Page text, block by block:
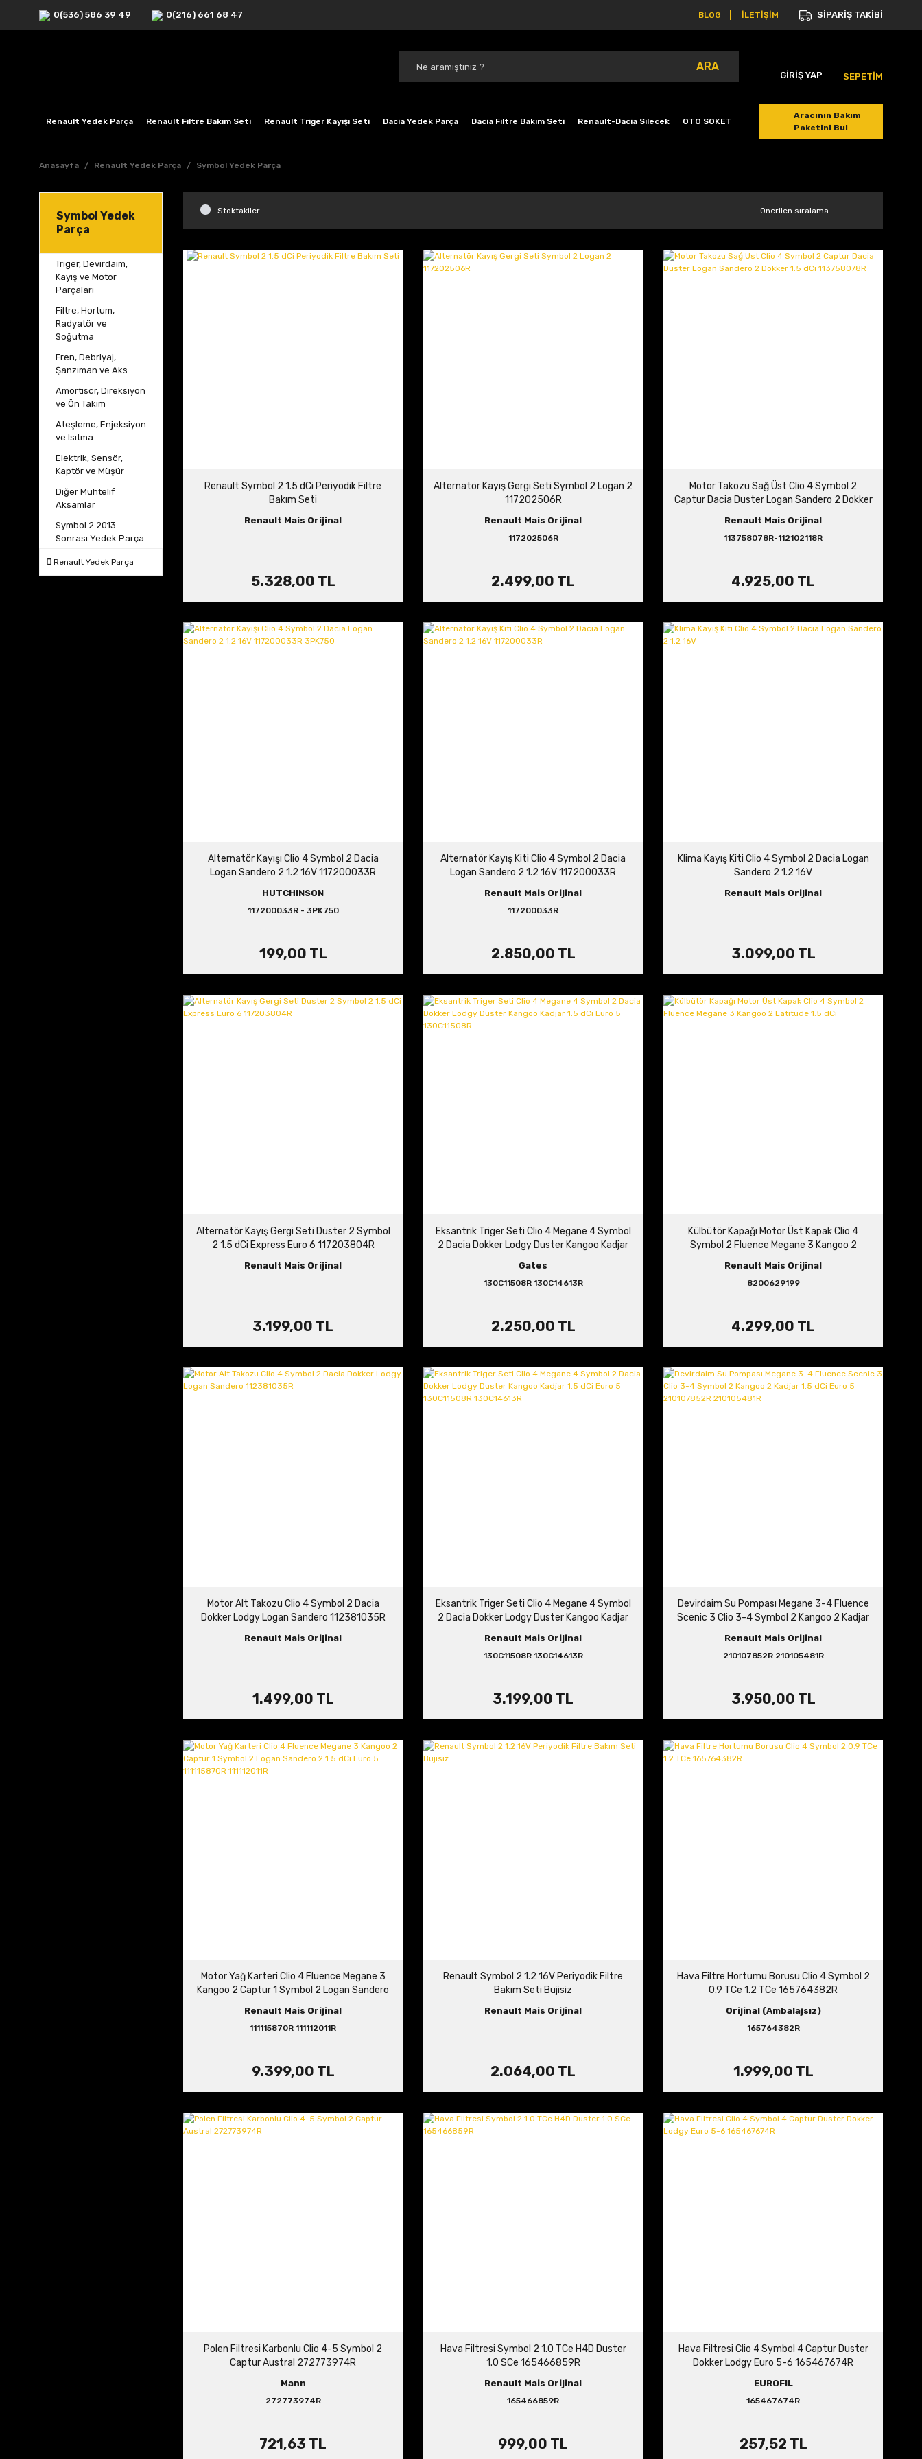
0(536) 586 39 49 0(216) 661 68 47 BLOG İLETİŞİM SİPARİŞ TAKİBİ
ARA
GİRİŞ YAP SEPETİM
Renault Yedek Parça Renault Filtre Bakım Seti Renault Triger Kayışı Seti Dacia Yedek Parça Dacia Filtre Bakım Seti Renault-Dacia Silecek OTO SOKET
Aracının Bakım
Paketini Bul
Anasayfa Renault Yedek Parça Symbol Yedek Parça
Symbol Yedek
Parça
Triger, Devirdaim,
Kayış ve Motor
Parçaları
Filtre, Hortum,
Radyatör ve
Soğutma
Fren, Debriyaj,
Şanzıman ve Aks
Amortisör, Direksiyon
ve Ön Takım
Ateşleme, Enjeksiyon
ve Isıtma
Elektrik, Sensör,
Kaptör ve Müşür
Diğer Muhtelif
Aksamlar
Symbol 2 2013
Sonrası Yedek Parça
Renault Yedek Parça
Stoktakiler
Renault Symbol 2 1.5 dCi Periyodik Filtre
Bakım Seti
Renault Mais Orijinal
5.328,00 TL
Alternatör Kayış Gergi Seti Symbol 2 Logan 2
117202506R
Renault Mais Orijinal
117202506R
2.499,00 TL
Motor Takozu Sağ Üst Clio 4 Symbol 2
Captur Dacia Duster Logan Sandero 2 Dokker
Renault Mais Orijinal
113758078R-112102118R
4.925,00 TL
Alternatör Kayışı Clio 4 Symbol 2 Dacia
Logan Sandero 2 1.2 16V 117200033R
HUTCHINSON
117200033R - 3PK750
199,00 TL
Alternatör Kayış Kiti Clio 4 Symbol 2 Dacia
Logan Sandero 2 1.2 16V 117200033R
Renault Mais Orijinal
117200033R
2.850,00 TL
Klima Kayış Kiti Clio 4 Symbol 2 Dacia Logan
Sandero 2 1.2 16V
Renault Mais Orijinal
3.099,00 TL
Alternatör Kayış Gergi Seti Duster 2 Symbol
2 1.5 dCi Express Euro 6 117203804R
Renault Mais Orijinal
3.199,00 TL
Eksantrik Triger Seti Clio 4 Megane 4 Symbol
2 Dacia Dokker Lodgy Duster Kangoo Kadjar
Gates
130C11508R 130C14613R
2.250,00 TL
Külbütör Kapağı Motor Üst Kapak Clio 4
Symbol 2 Fluence Megane 3 Kangoo 2
Renault Mais Orijinal
8200629199
4.299,00 TL
Motor Alt Takozu Clio 4 Symbol 2 Dacia
Dokker Lodgy Logan Sandero 112381035R
Renault Mais Orijinal
1.499,00 TL
Eksantrik Triger Seti Clio 4 Megane 4 Symbol
2 Dacia Dokker Lodgy Duster Kangoo Kadjar
Renault Mais Orijinal
130C11508R 130C14613R
3.199,00 TL
Devirdaim Su Pompası Megane 3-4 Fluence
Scenic 3 Clio 3-4 Symbol 2 Kangoo 2 Kadjar
Renault Mais Orijinal
210107852R 210105481R
3.950,00 TL
Motor Yağ Karteri Clio 4 Fluence Megane 3
Kangoo 2 Captur 1 Symbol 2 Logan Sandero
Renault Mais Orijinal
111115870R 111112011R
9.399,00 TL
Renault Symbol 2 1.2 16V Periyodik Filtre
Bakım Seti Bujisiz
Renault Mais Orijinal
2.064,00 TL
Hava Filtre Hortumu Borusu Clio 4 Symbol 2
0.9 TCe 1.2 TCe 165764382R
Orijinal (Ambalajsız)
165764382R
1.999,00 TL
Polen Filtresi Karbonlu Clio 4-5 Symbol 2
Captur Austral 272773974R
Mann
272773974R
721,63 TL
Hava Filtresi Symbol 2 1.0 TCe H4D Duster
1.0 SCe 165466859R
Renault Mais Orijinal
165466859R
999,00 TL
Hava Filtresi Clio 4 Symbol 4 Captur Duster
Dokker Lodgy Euro 5-6 165467674R
EUROFIL
165467674R
257,52 TL